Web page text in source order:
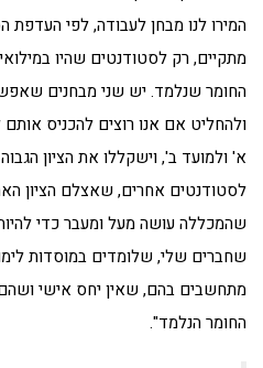
המירו לנו מבחן לעבודה, לפי העדפת
מתקיים, רק לסטודנטים שהיו
החומר שנלמד. יש שני מבחנים
ולהחליט אם אנו רוצים להכניס
א' ולמועד ב', וישקללו את הציון
לסטודנטים אחרים, שאצלם הציון
שהמכללה עושה מעל ומעבר כדי
שחברים שלי, שלומדים במוסדות
מתחשבים בהם, שאין יחס אישי
החומר הנלמד".